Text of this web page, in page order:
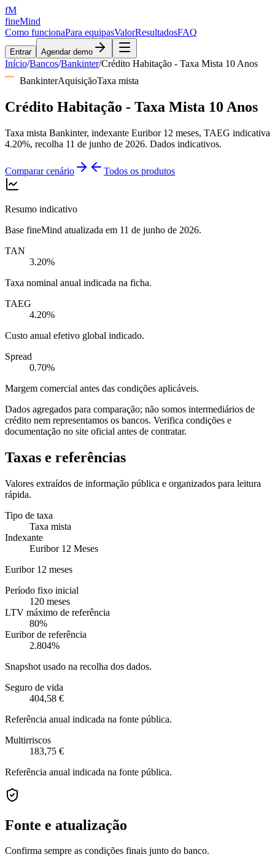
fM
fineMind
Como funcionaPara equipasValorResultadosFAQ
Entrar Agendar demo
Início/Bancos/Bankinter/Crédito Habitação - Taxa Mista 10 Anos
BankinterAquisiçãoTaxa mista
Crédito Habitação - Taxa Mista 10 Anos
Taxa mista Bankinter, indexante Euribor 12 meses, TAEG indicativa
4.20%, recolha 11 de junho de 2026. Dados indicativos.
Comparar cenário Todos os produtos
Resumo indicativo
Base fineMind atualizada em 11 de junho de 2026.
TAN
3.20%
Taxa nominal anual indicada na ficha.
TAEG
4.20%
Custo anual efetivo global indicado.
Spread
0.70%
Margem comercial antes das condições aplicáveis.
Dados agregados para comparação; não somos intermediários de
crédito nem representamos os bancos. Verifica condições e
documentação no site oficial antes de contratar.
Taxas e referências
Valores extraídos de informação pública e organizados para leitura
rápida.
Tipo de taxa
Taxa mista
Indexante
Euribor 12 Meses
Euribor 12 meses
Período fixo inicial
120 meses
LTV máximo de referência
80%
Euribor de referência
2.804%
Snapshot usado na recolha dos dados.
Seguro de vida
404,58 €
Referência anual indicada na fonte pública.
Multirriscos
183,75 €
Referência anual indicada na fonte pública.
Fonte e atualização
Confirma sempre as condições finais junto do banco.